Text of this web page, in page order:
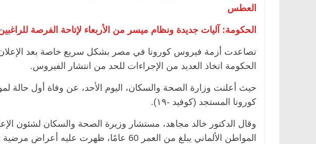
العطس
الحكومة: آليات جديدة ونظام ميسر من الأربعاء لإتاحة الفرصة
تصاعدت أزمة فيروس كورونا في مصر بشكل سريع خاصة بعد
الحكومة اتخاذ العديد من الإجراءات للحد من انتشار الفيروس.
حيث أعلنت وزارة الصحة والسكان، اليوم الأحد، عن وفاة أول حالة
كورونا المستجد (كوفيد -١٩).
وقال الدكتور خالد مجاهد، مستشار وزيرة الصحة والسكان لشئون
المواطن الألماني يبلغ من العمر 60 عامًا، ظهرت
(بروفايل)
21
ناس وناس
في ذكرى رحيله.. د. نور فرحات فقيه
قانوني دافع عن قضايا الوطن وانحاز
26 يناير، 2026
فاروق.. خبير اقتصادي
بذكرى ميلاده وحيداً على أبواب